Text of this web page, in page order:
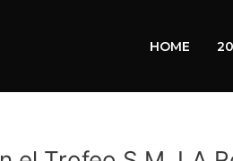
HOME